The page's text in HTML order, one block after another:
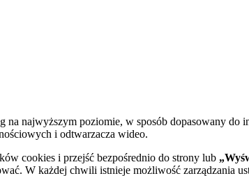
na najwyższym poziomie, w sposób dopasowany
i odtwarzacza wideo.
cookies i przejść bezpośrednio do strony lub
W każdej chwili istnieje możliwość zarządzania